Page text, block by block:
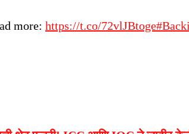
more: https://t.co/72vlJBtoge